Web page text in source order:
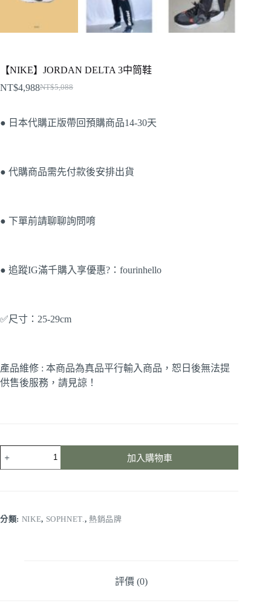
【NIKE】JORDAN DELTA 3中筒鞋
NT$5,088
NT$4,988
● 日本代購正版帶回預購商品14-30天
● 代購商品需先付款後安排出貨
● 下單前請聊聊詢問唷
● 追蹤IG滿千購入享優惠?：fourinhello
✅尺寸：25-29cm
產品維修 : 本商品為真品平行輸入商品，恕日後無法提
供售後服務，請見諒！
加入購物車
分類: NIKE, SOPHNET. , 熱銷品牌
評價 (0)